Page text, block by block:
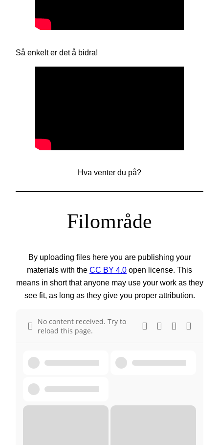
Så enkelt er det å bidra!
Hva venter du på?
Filområde
By uploading files here you are publishing your
materials with the CC BY 4.0 open license. This
means in short that anyone may use your work as they
see fit, as long as they give you proper attribution.
No content received. Try to
reload this page.